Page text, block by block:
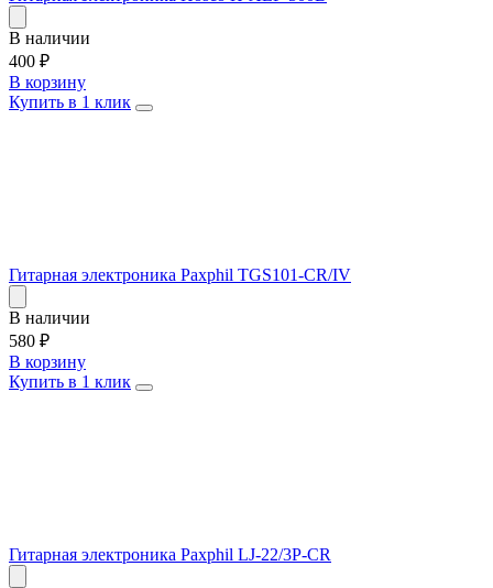
В наличии
400 ₽
В корзину
Купить в 1 клик
Гитарная электроника Paxphil TGS101-CR/IV
В наличии
580 ₽
В корзину
Купить в 1 клик
Гитарная электроника Paxphil LJ-22/3P-CR